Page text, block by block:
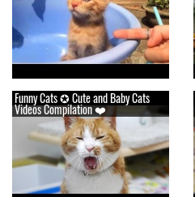
Funny Cats ✪ Cute and Baby Cats
Videos Compilation ❤️